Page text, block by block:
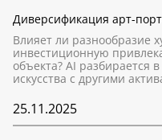
Диверсификация арт-
Влияет ли разнообразие
инвестиционную
объекта? AI разбирается
искусства с другими
25.11.2025